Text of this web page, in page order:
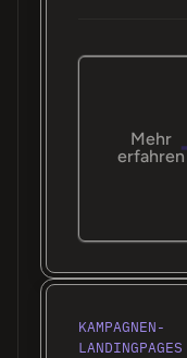
Mehr
erfahren
KAMPAGNEN-
LANDINGPAGES